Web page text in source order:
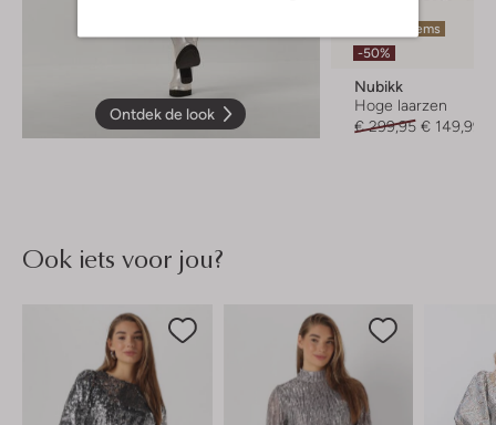
Ontdek de look
Laatste items
-50%
Nubikk
Hoge laarzen
€ 299,95 € 149,99
Ook iets voor jou?